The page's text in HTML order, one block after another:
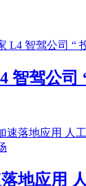
智驾公司
地应用